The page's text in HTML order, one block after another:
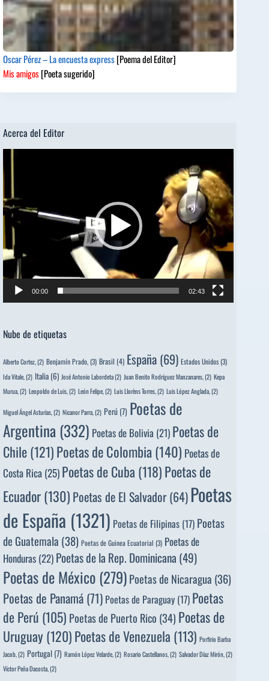
Oscar Pérez – La encuesta express[Poema del Editor]
Mis amigos[Poeta sugerido]
Acerca del Editor
de
vídeo
00:00 02:43
Nube de etiquetas
Alberto Cortez, (2) Benjamín Prado,(3) Brasil (4) España (69) Estados Unidos(3)
Ida Vitale, (2) Italia (6) José Antonio Labordeta(2) Juan Benito Rodríguez Manzanares, (2) Kepa
Murua, (2) Leopoldo de Luis, (2) León Felipe, (2) Luis Llorèns Torres, (2) Luis López Anglada, (2)
Miguel Ángel Asturias, (2) Nicanor Parra, (2) Perú (7) Poetas de
Argentina (332) Poetas de Bolivia (21) Poetas de
Chile(121)Poetas de Colombia(140) Poetas de
Costa Rica(25)Poetas de Cuba (118)Poetas de
Ecuador(130) Poetas de El Salvador(64)Poetas
de España (1321) Poetas de Filipinas (17) Poetas
de Guatemala (38) Poetas de Guinea Ecuatorial (3) Poetas de
Honduras (22) Poetas de la Rep. Dominicana (49)
Poetas de México(279)Poetas de Nicaragua (36)
Poetas de Panamá (71) Poetas de Paraguay (17) Poetas
de Perú (105) Poetas de Puerto Rico (34) Poetas de
Uruguay(120)Poetas de Venezuela (113) Porfirio Barba
Jacob, (2) Portugal (7) Ramón López Velarde, (2) Rosario Castellanos, (2) Salvador Díaz Mirón, (2)
Víctor Peña Dacosta, (2)